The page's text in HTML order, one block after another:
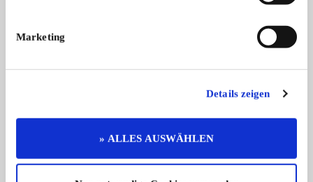
Marketing
Details zeigen
» ALLES AUSWÄHLEN
Verkaufe meine Top